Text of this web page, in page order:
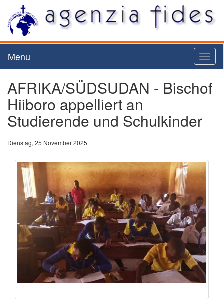
Menu
AFRIKA/SÜDSUDAN - Bischof
Hiiboro appelliert an
Studierende und Schulkinder
Dienstag, 25 November 2025